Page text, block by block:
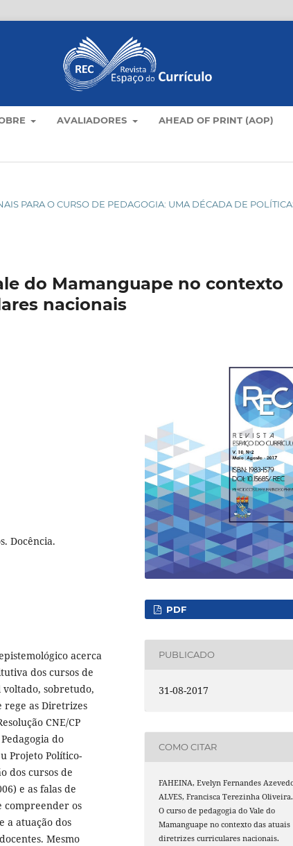
AVALIADORES AHEAD OF PRINT (AOP)
PARA O CURSO DE PEDAGOGIA: UMA DÉCADA DE
do Mamanguape no contexto
nacionais
Docência.
acerca
dos cursos de
voltado, sobretudo,
rege as Diretrizes
CNE/CP
do
Projeto Político-
dos cursos de
e as falas de
compreender os
a atuação dos
Mesmo
PDF
PUBLICADO
31-08-2017
COMO CITAR
FAHEINA, Evelyn Fernandes
ALVES, Francisca Terezinha Oliveira.
O curso de pedagogia do Vale do
Mamanguape no contexto das atuais
diretrizes curriculares nacionais.